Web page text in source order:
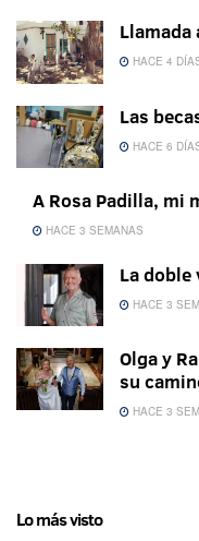
Llamada
HACE 4
Las
HACE 6
A Rosa Padilla, mi
HACE 3 SEMANAS
La doble
HACE 3
Olga y
su
HACE 3
Lo más visto